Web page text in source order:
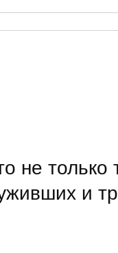
не только
и